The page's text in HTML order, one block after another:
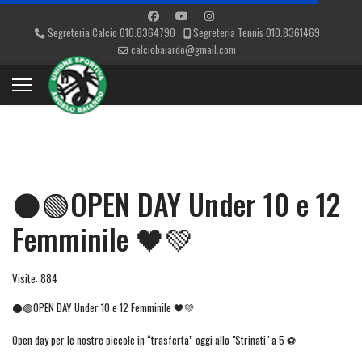
Segreteria Calcio 010.8364790
Segreteria Tennis 010.8361469
calciobaiardo@gmail.com
⚫🟢OPEN DAY Under 10 e 12
Femminile 🖤💚
Visite: 884
⚫🟢OPEN DAY Under 10 e 12 Femminile 🖤💚
Open day per le nostre piccole in “trasferta” oggi allo "Strinati" a 5 ⚽